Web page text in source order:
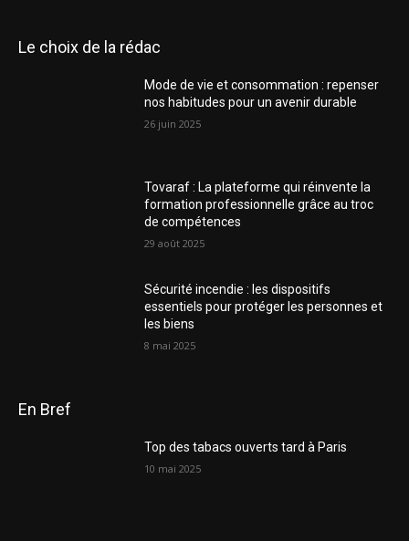
Le choix de la rédac
Mode de vie et consommation : repenser
nos habitudes pour un avenir durable
26 juin 2025
Tovaraf : La plateforme qui réinvente la
formation professionnelle grâce au troc
de compétences
29 août 2025
Sécurité incendie : les dispositifs
essentiels pour protéger les personnes et
les biens
8 mai 2025
En Bref
Top des tabacs ouverts tard à Paris
10 mai 2025